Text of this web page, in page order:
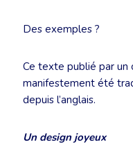
Des exemples ?
Ce texte publié par un
manifestement été
depuis l’anglais.
Un design joyeux